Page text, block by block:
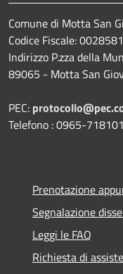
Comune di Motta San
Codice Fiscale:
Indirizzo P.zza della
89065 - Motta San
PEC:
Telefono : 0965-718101
Prenotazione
Segnalazione
Leggi le FAQ
Richiesta di